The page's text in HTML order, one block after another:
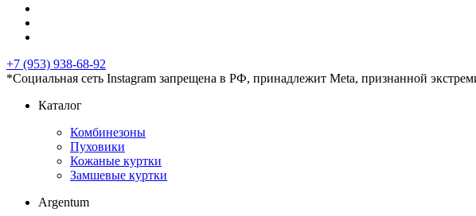
+7 (953) 938-68-92
*Социальная сеть Instagram запрещена в РФ, принадлежит Meta, признанной
Каталог
Комбинезоны
Пуховики
Кожаные куртки
Замшевые куртки
Argentum